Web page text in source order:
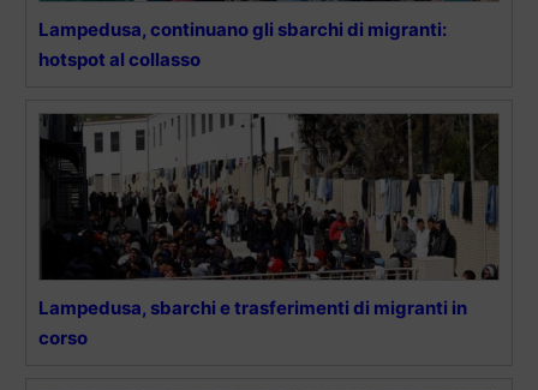
Lampedusa, continuano gli sbarchi di migranti:
hotspot al collasso
Lampedusa, sbarchi e trasferimenti di migranti in
corso